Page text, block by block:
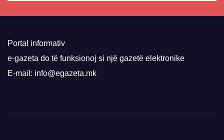
Portal informativ
e-gazeta do të funksionoj si një gazetë elektronike
E-mail: info@egazeta.mk